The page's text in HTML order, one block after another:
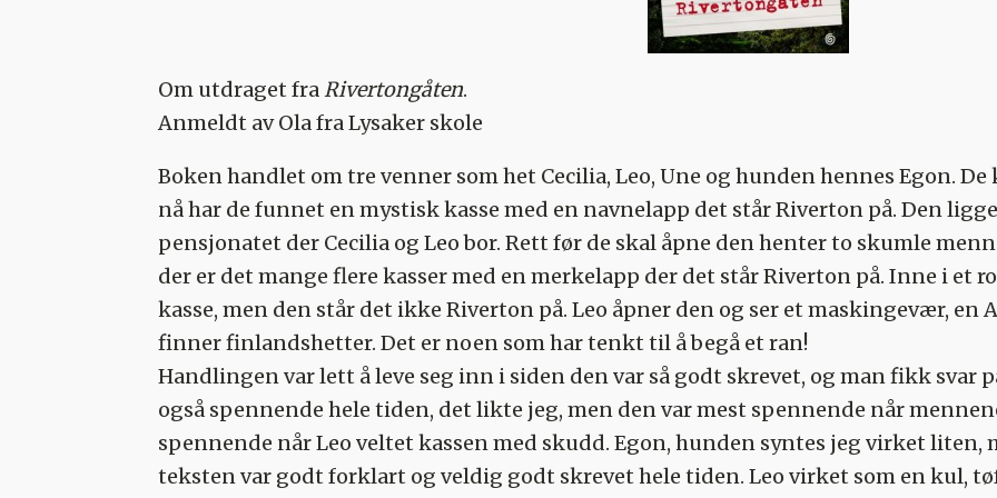
Om utdraget fraRivertongåten.
Anmeldt av Ola fra Lysaker skole
Boken handlet om tre venner som het Cecilia, Leo, Une og hunden hennes Egon.
nå har de funnet en mystisk kasse med en navnelapp det står Riverton på. Den
pensjonatet der Cecilia og Leo bor. Rett før de skal åpne den henter to skumle
der er det mange flere kasser med en merkelapp der det står Riverton på. Inne i et
kasse, men den står det ikke Riverton på. Leo åpner den og ser et maskingevær, en
finner finlandshetter. Det er noen som har tenkt til å begå et ran!
Handlingen var lett å leve seg inn i siden den var så godt skrevet, og man fikk svar
også spennende hele tiden, det likte jeg, men den var mest spennende når
spennende når Leo veltet kassen med skudd. Egon, hunden syntes jeg virket liten,
teksten var godt forklart og veldig godt skrevet hele tiden. Leo virket som en kul,